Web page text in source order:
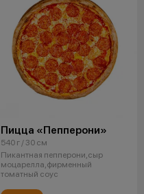
Пицца «Пепперони»
540 г / 30 см
Пикантная пепперони,сыр
моцарелла,фирменный
томатный соус